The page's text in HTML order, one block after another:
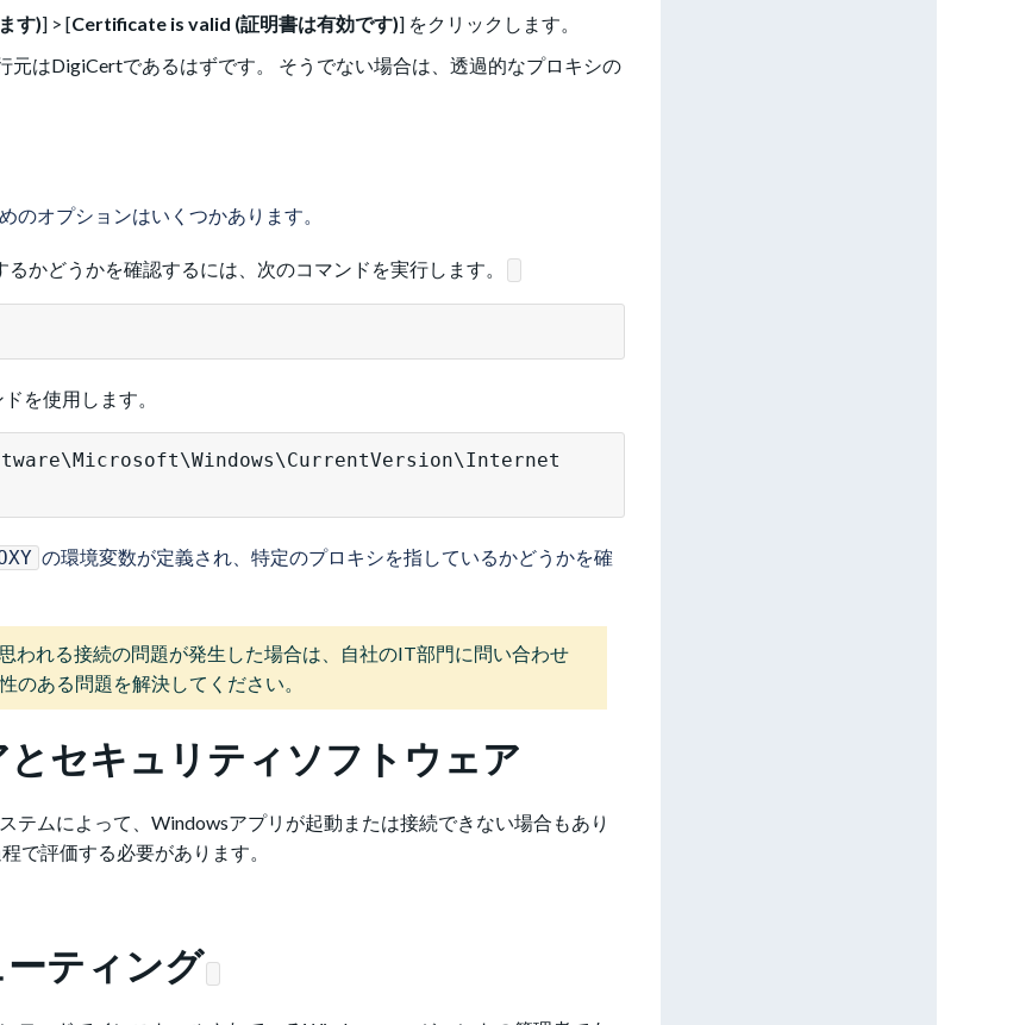
す)] > [Certificate is valid (証明書は有効です)] をクリックします。
元はDigiCertであるはずです。 そうでない場合は、透過的なプロキシの
のオプションはいくつかあります。
かどうかを確認するには、次のコマンドを実行します。
を使用します。
の環境変数が定義され、特定のプロキシを指しているかどうかを確
われる接続の問題が発生した場合は、自社のIT部門に問い合わせ
のある問題を解決してください。
セキュリティソフトウェア
テムによって、Windowsアプリが起動または接続できない場合もあり
で評価する必要があります。
ティング